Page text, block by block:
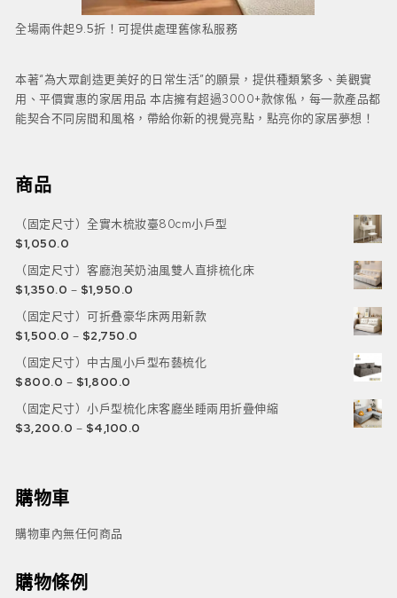
全場兩件起9.5折！可提供處理舊傢私服務
本著“為大眾創造更美好的日常生活”的願景，提供種類繁多、美觀實
用、平價實惠的家居用品 本店擁有超過3000+款傢俬，每一款產品都
能契合不同房間和風格，帶給你新的視覺亮點，點亮你的家居夢想！
商品
（固定尺寸）全實木梳妝臺80cm小戶型
$1,050.0
（固定尺寸）客廳泡芙奶油風雙人直排梳化床
$1,350.0 – $1,950.0
（固定尺寸）可折叠豪华床两用新款
$1,500.0 – $2,750.0
（固定尺寸）中古風小戶型布藝梳化
$800.0 – $1,800.0
（固定尺寸）小戶型梳化床客廳坐睡兩用折疊伸縮
$3,200.0 – $4,100.0
購物車
購物車內無任何商品
購物條例